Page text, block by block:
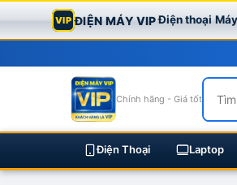
VIP ĐIỆN MÁY VIPĐiện thoại
Chính hãng - Giá tốt
Điện Thoại Laptop